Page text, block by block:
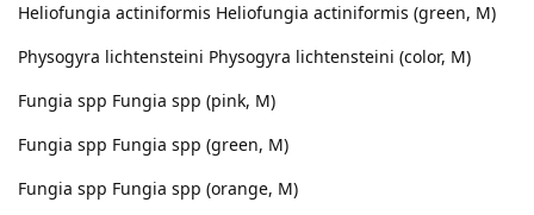
Heliofungia actiniformis Heliofungia actiniformis (green, M)
Physogyra lichtensteini Physogyra lichtensteini (color, M)
Fungia spp Fungia spp (pink, M)
Fungia spp Fungia spp (green, M)
Fungia spp Fungia spp (orange, M)